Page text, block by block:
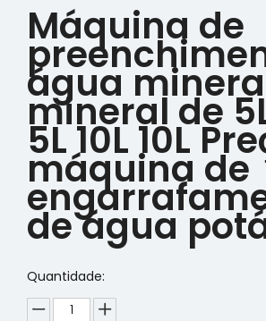
Máquina de
água
mineral de
5L 10L 10L
máquina de
de água
Quantidade: